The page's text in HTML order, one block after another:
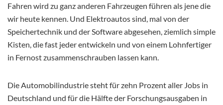
Fahren wird zu ganz anderen Fahrzeugen führen als jene die
wir heute kennen. Und Elektroautos sind, mal von der
Speichertechnik und der Software abgesehen, ziemlich simple
Kisten, die fast jeder entwickeln und von einem Lohnfertiger
in Fernost zusammenschrauben lassen kann.
Die Automobilindustrie steht für zehn Prozent aller Jobs in
Deutschland und für die Hälfte der Forschungsausgaben in